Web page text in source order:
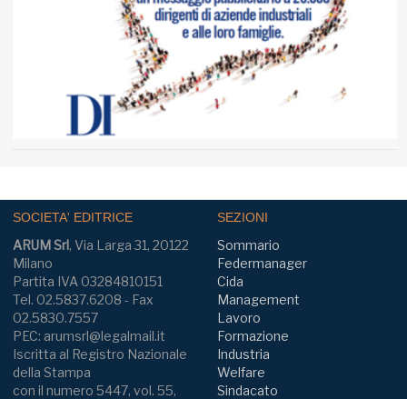
SOCIETA' EDITRICE
ARUM Srl, Via Larga 31, 20122
Milano
Partita IVA 03284810151
Tel. 02.5837.6208 - Fax
02.5830.7557
PEC: arumsrl@legalmail.it
Iscritta al Registro Nazionale
della Stampa
con il numero 5447, vol. 55,
SEZIONI
Sommario
Federmanager
Cida
Management
Lavoro
Formazione
Industria
Welfare
Sindacato